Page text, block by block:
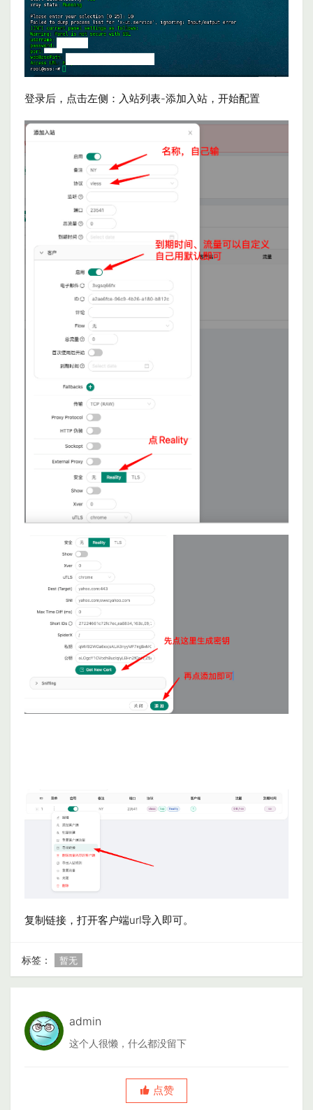
登录后，点击左侧：入站列表-添加入站，开始配置
复制链接，打开客户端url导入即可。
标签： 暂无
admin
这个人很懒，什么都没留下
点赞